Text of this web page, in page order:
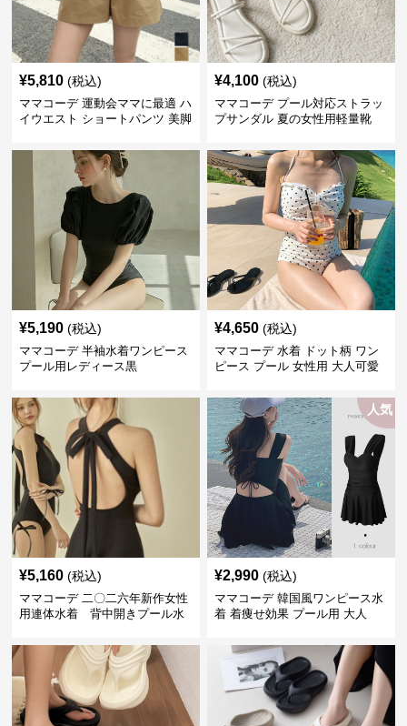
¥5,810 (税込)
ママコーデ 運動会ママに最適 ハ
イウエスト ショートパンツ 美脚
¥4,100 (税込)
ママコーデ プール対応ストラッ
プサンダル 夏の女性用軽量靴
¥5,190 (税込)
ママコーデ 半袖水着ワンピース
プール用レディース黒
¥4,650 (税込)
ママコーデ 水着 ドット柄 ワン
ピース プール 女性用 大人可愛
¥5,160 (税込)
ママコーデ 二〇二六年新作女性
用連体水着 背中開きプール水
人気
¥2,990 (税込)
ママコーデ 韓国風ワンピース水
着 着痩せ効果 プール用 大人